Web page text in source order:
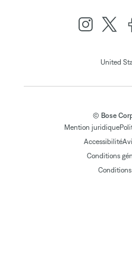
United
© Bose
Mention juridique
Accessibilité
Conditions